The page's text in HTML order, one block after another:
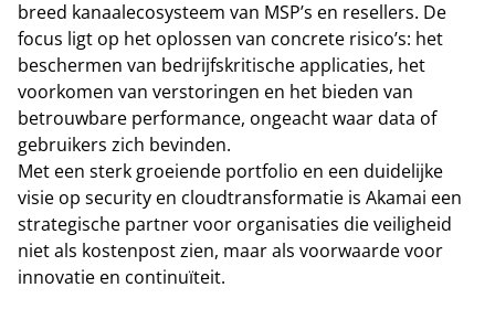
breed kanaalecosysteem van MSP’s en resellers. De
focus ligt op het oplossen van concrete risico’s: het
beschermen van bedrijfskritische applicaties, het
voorkomen van verstoringen en het bieden van
betrouwbare performance, ongeacht waar data of
gebruikers zich bevinden.
Met een sterk groeiende portfolio en een duidelijke
visie op security en cloudtransformatie is Akamai een
strategische partner voor organisaties die veiligheid
niet als kostenpost zien, maar als voorwaarde voor
innovatie en continuïteit.